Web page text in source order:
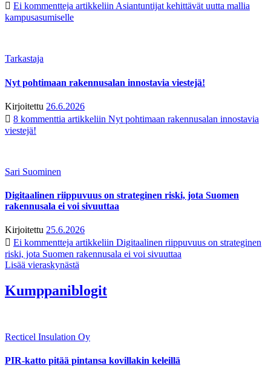
Ei kommentteja artikkeliin Asiantuntijat kehittävät uutta mallia
kampusasumiselle
Tarkastaja
Nyt pohtimaan rakennusalan innostavia viestejä!
Kirjoitettu 26.6.2026
8 kommenttia artikkeliin Nyt pohtimaan rakennusalan innostavia
viestejä!
Sari Suominen
Digitaalinen riippuvuus on strateginen riski, jota Suomen
rakennusala ei voi sivuuttaa
Kirjoitettu 25.6.2026
Ei kommentteja artikkeliin Digitaalinen riippuvuus on strateginen
riski, jota Suomen rakennusala ei voi sivuuttaa
Lisää vieraskynästä
Kumppaniblogit
Recticel Insulation Oy
PIR-katto pitää pintansa kovillakin keleillä